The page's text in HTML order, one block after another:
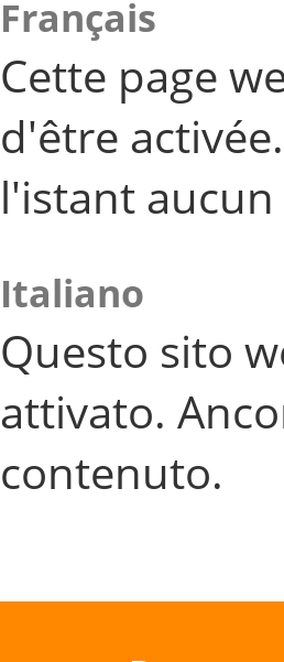
Français
Cette page
d'être
l'istant
Italiano
Questo sito
attivato.
contenuto.